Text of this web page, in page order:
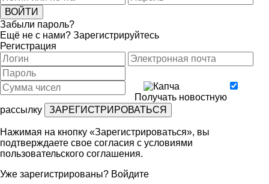
Забыли пароль?
Ещё не с нами? Зарегистрируйтесь
Регистрация
Получать новостную
рассылку
Нажимая на кнопку «Зарегистрироваться», вы
подтверждаете свое согласия с условиями
пользовательского соглашения.
Уже зарегистрированы? Войдите